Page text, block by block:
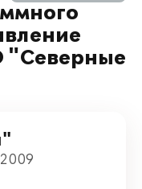
"Северные